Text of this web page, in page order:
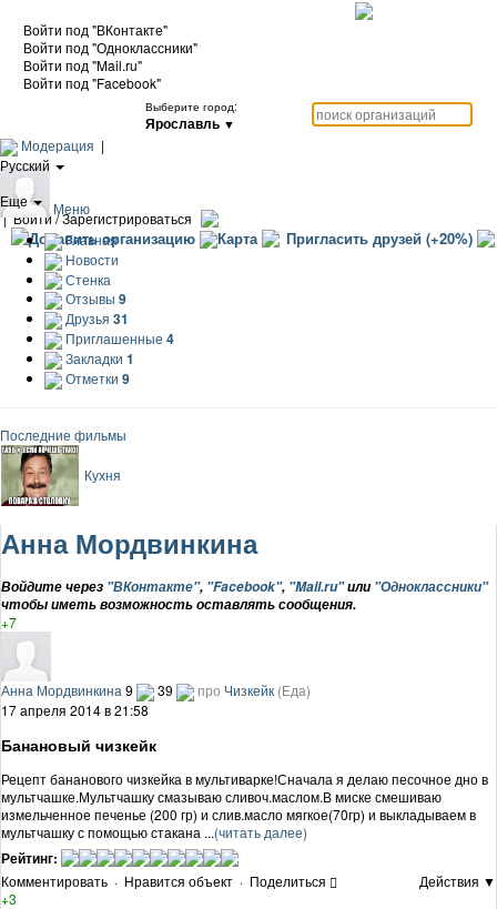
Войти под "ВКонтакте"
Войти под "Одноклассники"
Войти под "Mail.ru"
Войти под "Facebook"
Выберите город:
Ярославль ▼
Модерация |
Русский
Еще
| Войти / Зарегистрироваться
Добавить организацию Карта Пригласить друзей (+20%)
Меню
Главная
Новости
Стенка
Отзывы 9
Друзья 31
Приглашенные 4
Закладки 1
Отметки 9
Последние фильмы
Кухня
Анна Мордвинкина
Войдите через "ВКонтакте", "Facebook", "Mail.ru"или "Одноклассники"
чтобы иметь возможность оставлять сообщения.
+7
Анна Мордвинкина 9 39 про Чизкейк (Еда)
17 апреля 2014 в 21:58
Банановый чизкейк
Рецепт бананового чизкейка в мультиварке!Сначала я делаю песочное дно в
мультчашке.Мультчашку смазываю сливоч.маслом.В миске смешиваю
измельченное печенье (200 гр) и слив.масло мягкое(70гр) и выкладываем в
мультчашку с помощью стакана ...(читать далее)
Рейтинг:
Комментировать · Нравится объект · Поделиться
Действия ▼
+3